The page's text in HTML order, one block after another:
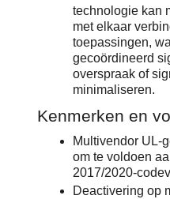
technologie kan
met elkaar
toepassingen,
gecoördineerd
overspraak of
minimaliseren.
Kenmerken en
Multivendor UL-
om te voldoen
2017/2020-
Deactivering op